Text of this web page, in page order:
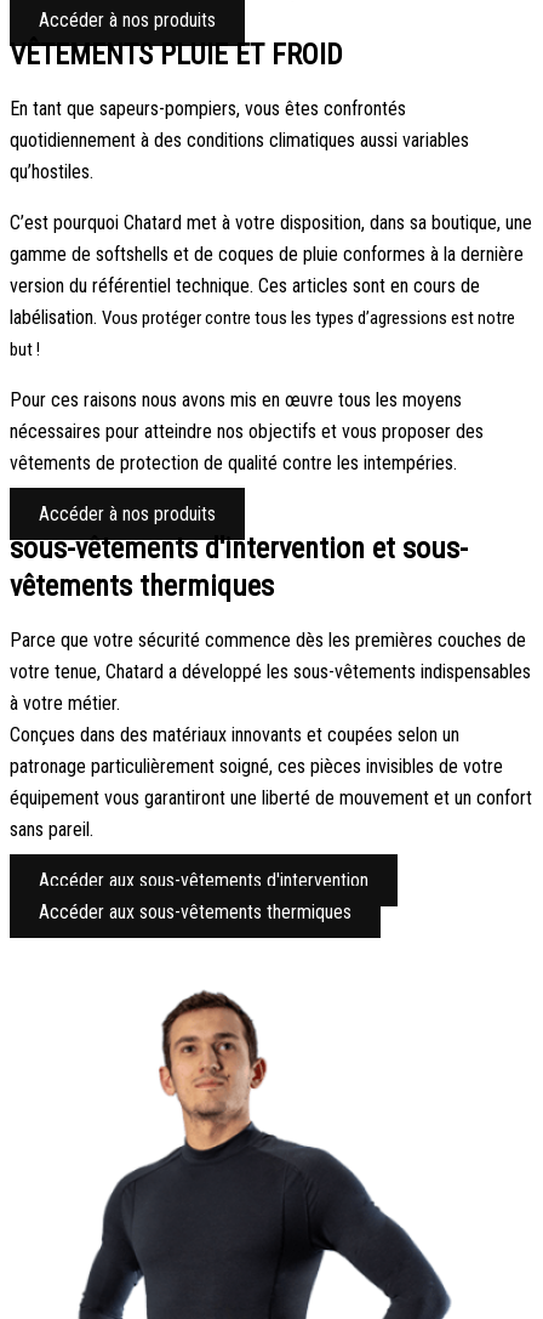
Accéder à nos produits
VÊTEMENTS PLUIE ET FROID
En tant que sapeurs-pompiers, vous êtes confrontés
quotidiennement à des conditions climatiques aussi variables
qu’hostiles.
C’est pourquoi Chatard met à votre disposition, dans sa boutique, une
gamme de softshells et de coques de pluie conformes à la dernière
version du référentiel technique. Ces articles sont en cours de
labélisation. Vous protéger contre tous les types d’agressions est notre
but !
Pour ces raisons nous avons mis en œuvre tous les moyens
nécessaires pour atteindre nos objectifs et vous proposer des
vêtements de protection de qualité contre les intempéries.
Accéder à nos produits
sous-vêtements d'intervention et sous-
vêtements thermiques
Parce que votre sécurité commence dès les premières couches de
votre tenue, Chatard a développé les sous-vêtements indispensables
à votre métier.
Conçues dans des matériaux innovants et coupées selon un
patronage particulièrement soigné, ces pièces invisibles de votre
équipement vous garantiront une liberté de mouvement et un confort
sans pareil.
Accéder aux sous-vêtements d'intervention
Accéder aux sous-vêtements thermiques